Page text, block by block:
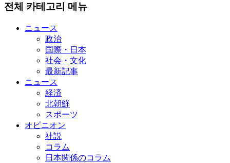
전체 카테고리 메뉴
ニュース
政治
国際・日本
社会・文化
最新記事
ニュース
経済
北朝鮮
スポーツ
オピニオン
社説
コラム
日本関係のコラム